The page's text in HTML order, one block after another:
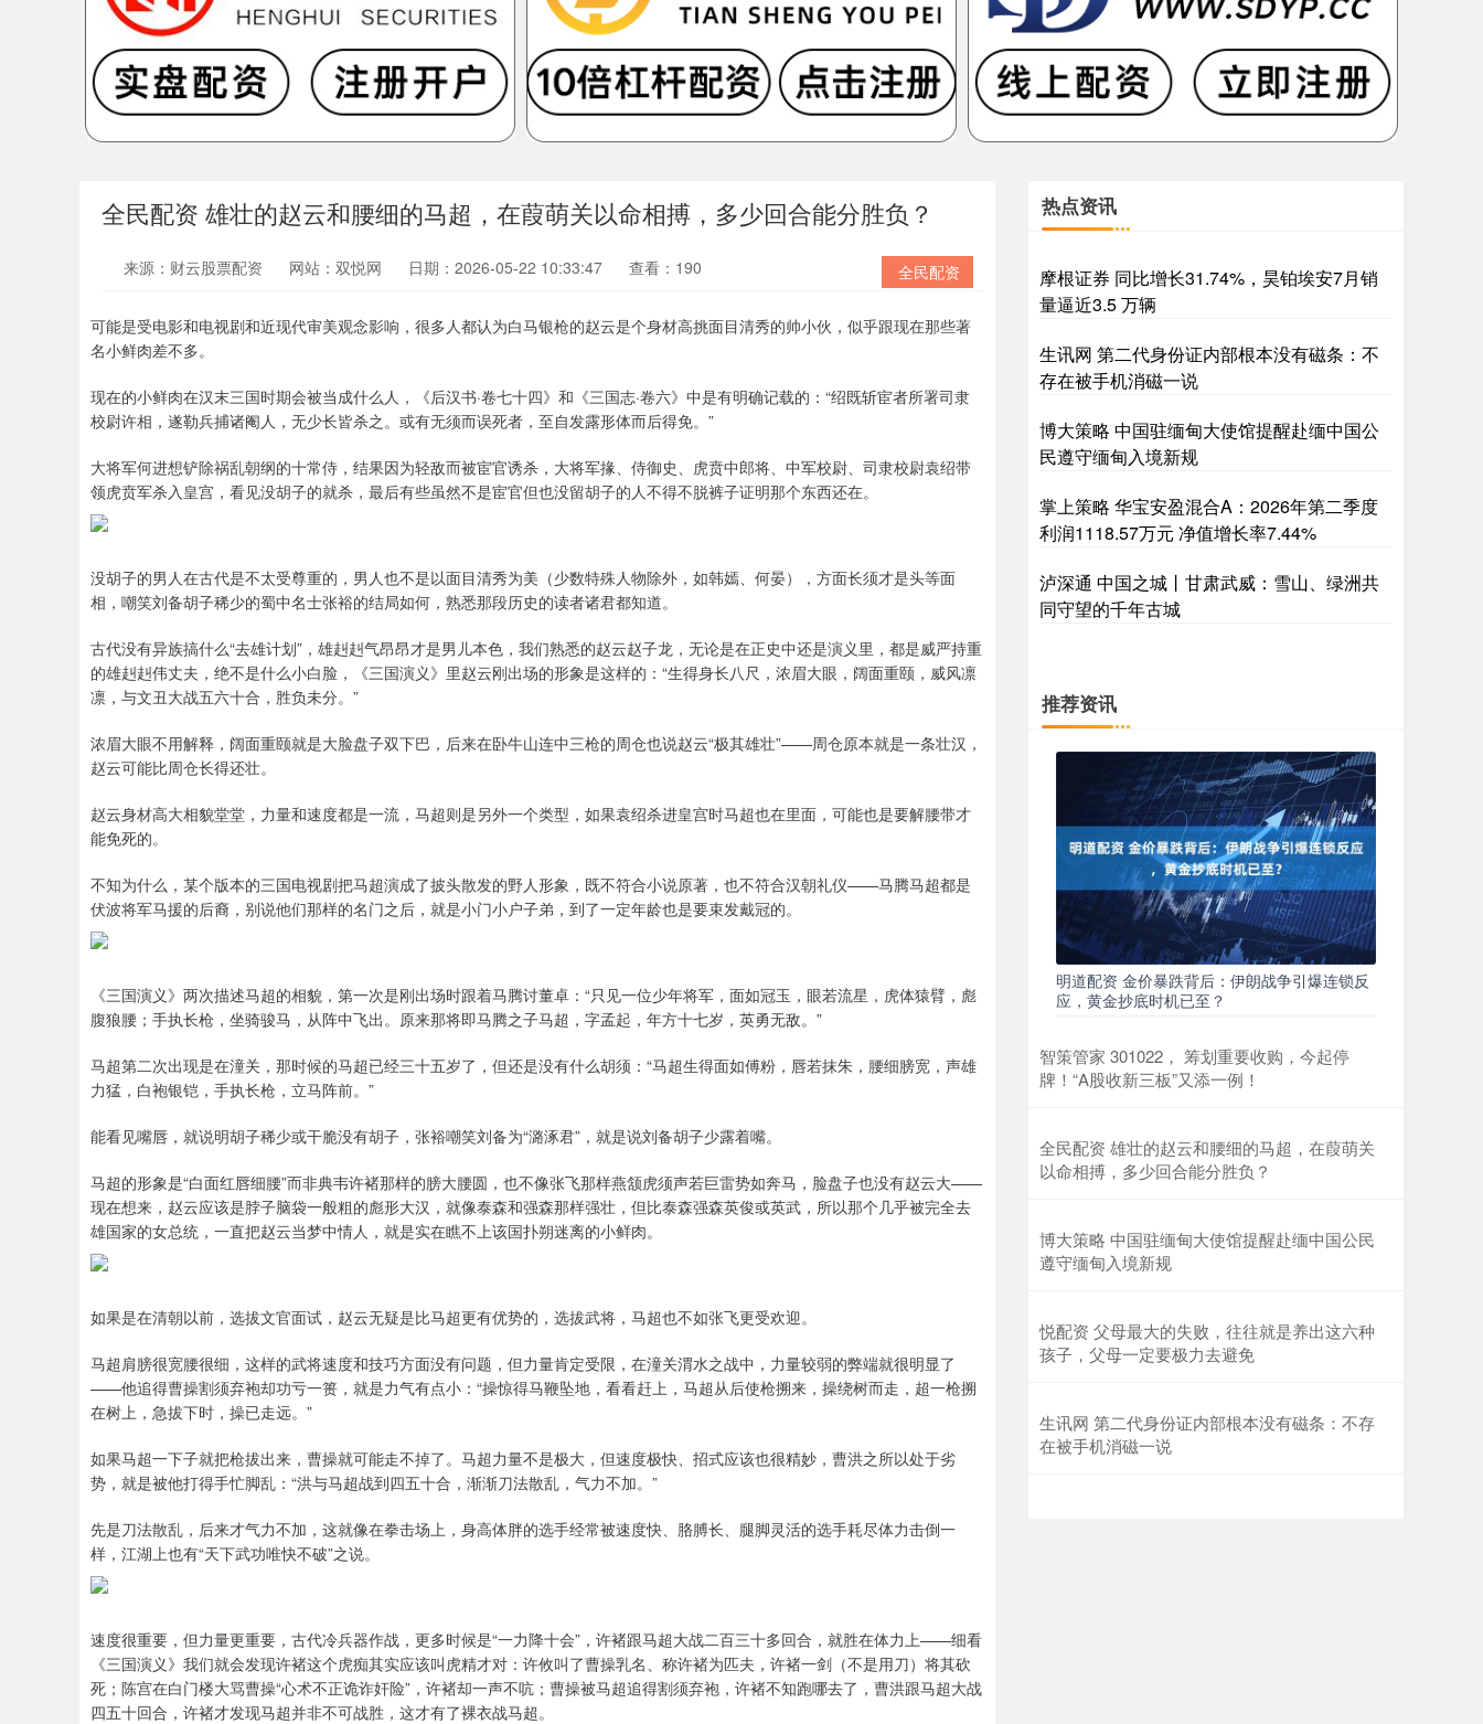
全民配资 雄壮的赵云和腰细的马超，在葭萌关以命相搏，多少回合能分胜负？
全民配资
来源：财云股票配资 网站：双悦网 日期：2026-05-22 10:33:47 查看：190
可能是受电影和电视剧和近现代审美观念影响，很多人都认为白马银枪的赵云是个身材高挑面目清秀的帅小伙，似乎跟现在那些著
名小鲜肉差不多。
现在的小鲜肉在汉末三国时期会被当成什么人，《后汉书·卷七十四》和《三国志·卷六》中是有明确记载的：“绍既斩宦者所署司隶
校尉许相，遂勒兵捕诸阉人，无少长皆杀之。或有无须而误死者，至自发露形体而后得免。”
大将军何进想铲除祸乱朝纲的十常侍，结果因为轻敌而被宦官诱杀，大将军掾、侍御史、虎贲中郎将、中军校尉、司隶校尉袁绍带
领虎贲军杀入皇宫，看见没胡子的就杀，最后有些虽然不是宦官但也没留胡子的人不得不脱裤子证明那个东西还在。
没胡子的男人在古代是不太受尊重的，男人也不是以面目清秀为美（少数特殊人物除外，如韩嫣、何晏），方面长须才是头等面
相，嘲笑刘备胡子稀少的蜀中名士张裕的结局如何，熟悉那段历史的读者诸君都知道。
古代没有异族搞什么“去雄计划”，雄赳赳气昂昂才是男儿本色，我们熟悉的赵云赵子龙，无论是在正史中还是演义里，都是威严持重
的雄赳赳伟丈夫，绝不是什么小白脸，《三国演义》里赵云刚出场的形象是这样的：“生得身长八尺，浓眉大眼，阔面重颐，威风凛
凛，与文丑大战五六十合，胜负未分。”
浓眉大眼不用解释，阔面重颐就是大脸盘子双下巴，后来在卧牛山连中三枪的周仓也说赵云“极其雄壮”——周仓原本就是一条壮汉，
赵云可能比周仓长得还壮。
赵云身材高大相貌堂堂，力量和速度都是一流，马超则是另外一个类型，如果袁绍杀进皇宫时马超也在里面，可能也是要解腰带才
能免死的。
不知为什么，某个版本的三国电视剧把马超演成了披头散发的野人形象，既不符合小说原著，也不符合汉朝礼仪——马腾马超都是
伏波将军马援的后裔，别说他们那样的名门之后，就是小门小户子弟，到了一定年龄也是要束发戴冠的。
《三国演义》两次描述马超的相貌，第一次是刚出场时跟着马腾讨董卓：“只见一位少年将军，面如冠玉，眼若流星，虎体猿臂，彪
腹狼腰；手执长枪，坐骑骏马，从阵中飞出。原来那将即马腾之子马超，字孟起，年方十七岁，英勇无敌。”
马超第二次出现是在潼关，那时候的马超已经三十五岁了，但还是没有什么胡须：“马超生得面如傅粉，唇若抹朱，腰细膀宽，声雄
力猛，白袍银铠，手执长枪，立马阵前。”
能看见嘴唇，就说明胡子稀少或干脆没有胡子，张裕嘲笑刘备为“潞涿君”，就是说刘备胡子少露着嘴。
马超的形象是“白面红唇细腰”而非典韦许褚那样的膀大腰圆，也不像张飞那样燕颔虎须声若巨雷势如奔马，脸盘子也没有赵云大——
现在想来，赵云应该是脖子脑袋一般粗的彪形大汉，就像泰森和强森那样强壮，但比泰森强森英俊或英武，所以那个几乎被完全去
雄国家的女总统，一直把赵云当梦中情人，就是实在瞧不上该国扑朔迷离的小鲜肉。
如果是在清朝以前，选拔文官面试，赵云无疑是比马超更有优势的，选拔武将，马超也不如张飞更受欢迎。
马超肩膀很宽腰很细，这样的武将速度和技巧方面没有问题，但力量肯定受限，在潼关渭水之战中，力量较弱的弊端就很明显了
——他追得曹操割须弃袍却功亏一篑，就是力气有点小：“操惊得马鞭坠地，看看赶上，马超从后使枪搠来，操绕树而走，超一枪搠
在树上，急拔下时，操已走远。”
如果马超一下子就把枪拔出来，曹操就可能走不掉了。马超力量不是极大，但速度极快、招式应该也很精妙，曹洪之所以处于劣
势，就是被他打得手忙脚乱：“洪与马超战到四五十合，渐渐刀法散乱，气力不加。”
先是刀法散乱，后来才气力不加，这就像在拳击场上，身高体胖的选手经常被速度快、胳膊长、腿脚灵活的选手耗尽体力击倒一
样，江湖上也有“天下武功唯快不破”之说。
速度很重要，但力量更重要，古代冷兵器作战，更多时候是“一力降十会”，许褚跟马超大战二百三十多回合，就胜在体力上——细看
《三国演义》我们就会发现许褚这个虎痴其实应该叫虎精才对：许攸叫了曹操乳名、称许褚为匹夫，许褚一剑（不是用刀）将其砍
死；陈宫在白门楼大骂曹操“心术不正诡诈奸险”，许褚却一声不吭；曹操被马超追得割须弃袍，许褚不知跑哪去了，曹洪跟马超大战
四五十回合，许褚才发现马超并非不可战胜，这才有了裸衣战马超。
热点资讯
摩根证券 同比增长31.74%，昊铂埃安7月销
量逼近3.5 万辆
生讯网 第二代身份证内部根本没有磁条：不
存在被手机消磁一说
博大策略 中国驻缅甸大使馆提醒赴缅中国公
民遵守缅甸入境新规
掌上策略 华宝安盈混合A：2026年第二季度
利润1118.57万元 净值增长率7.44%
泸深通 中国之城丨甘肃武威：雪山、绿洲共
同守望的千年古城
推荐资讯
明道配资 金价暴跌背后：伊朗战争引爆连锁反
应，黄金抄底时机已至？
智策管家 301022， 筹划重要收购，今起停
牌！“A股收新三板”又添一例！
全民配资 雄壮的赵云和腰细的马超，在葭萌关
以命相搏，多少回合能分胜负？
博大策略 中国驻缅甸大使馆提醒赴缅中国公民
遵守缅甸入境新规
悦配资 父母最大的失败，往往就是养出这六种
孩子，父母一定要极力去避免
生讯网 第二代身份证内部根本没有磁条：不存
在被手机消磁一说